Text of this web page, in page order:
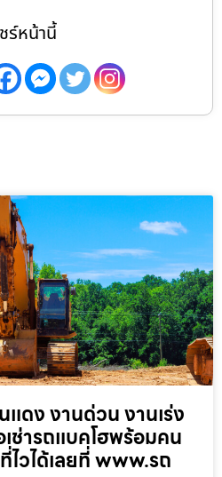
ร์หน้านี้
ดง งานด่วน งานเร่ง
ช่ารถแบคโฮพร้อมคน
วได้เลยที่ www.รถ